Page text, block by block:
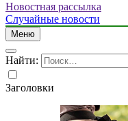
Новостная рассылка
Случайные новости
Меню
Найти:
Заголовки